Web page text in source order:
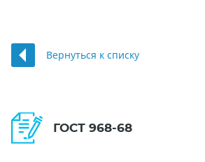
Вернуться к списку
ГОСТ 968-68